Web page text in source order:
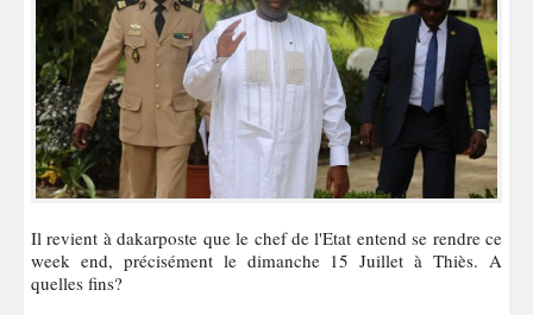
Il revient à dakarposte que le chef de l'Etat entend se rendre ce
week end, précisément le dimanche 15 Juillet à Thiès. A
quelles fins?